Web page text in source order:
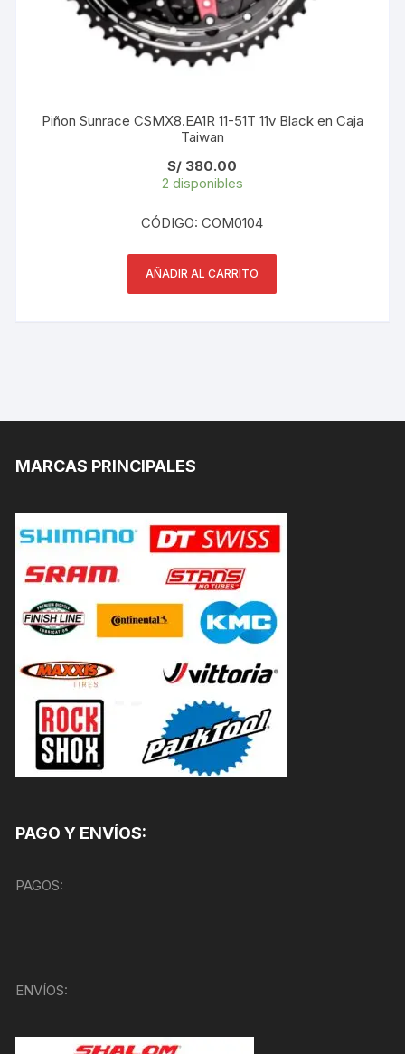
Piñon Sunrace CSMX8.EA1R 11-51T 11v Black en Caja
Taiwan
S/ 380.00
2 disponibles
CÓDIGO: COM0104
AÑADIR AL CARRITO
MARCAS PRINCIPALES
PAGO Y ENVÍOS:
PAGOS:
ENVÍOS: